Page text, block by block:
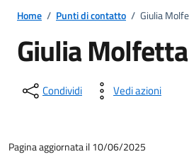
Home / Punti di contatto / Giulia
Giulia Molfetta
Condividi Vedi azioni
Pagina aggiornata il 10/06/2025